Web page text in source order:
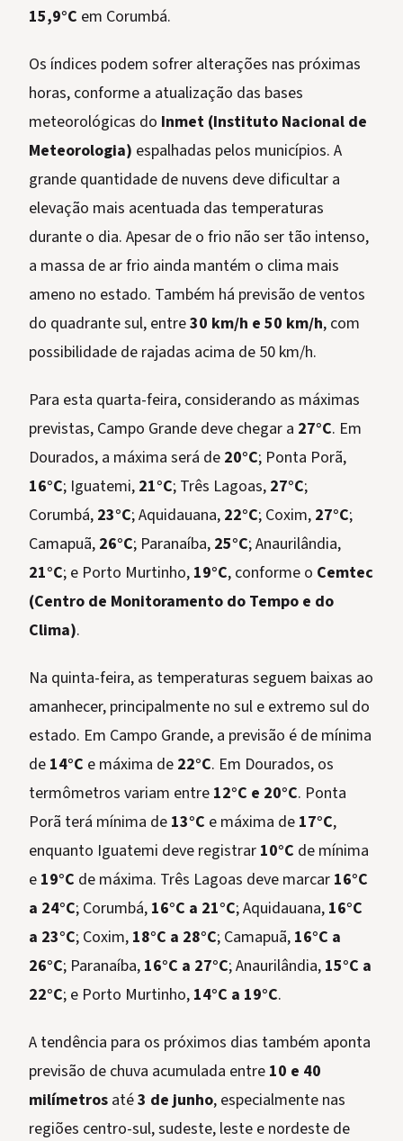
15,9°C em Corumbá.
Os índices podem sofrer alterações nas próximas
horas, conforme a atualização das bases
meteorológicas do Inmet (Instituto Nacional de
Meteorologia) espalhadas pelos municípios. A
grande quantidade de nuvens deve dificultar a
elevação mais acentuada das temperaturas
durante o dia. Apesar de o frio não ser tão intenso,
a massa de ar frio ainda mantém o clima mais
ameno no estado. Também há previsão de ventos
do quadrante sul, entre30 km/h e 50 km/h, com
possibilidade de rajadas acima de 50 km/h.
Para esta quarta-feira, considerando as máximas
previstas, Campo Grande deve chegar a 27°C. Em
Dourados, a máxima será de 20°C; Ponta Porã,
16°C; Iguatemi, 21°C; Três Lagoas, 27°C;
Corumbá, 23°C; Aquidauana, 22°C; Coxim, 27°C;
Camapuã, 26°C; Paranaíba, 25°C; Anaurilândia,
21°C; e Porto Murtinho, 19°C, conforme o Cemtec
(Centro de Monitoramento do Tempo e do
Clima).
Na quinta-feira, as temperaturas seguem baixas ao
amanhecer, principalmente no sul e extremo sul do
estado. Em Campo Grande, a previsão é de mínima
de 14°C e máxima de 22°C. Em Dourados, os
termômetros variam entre 12°C e 20°C. Ponta
Porã terá mínima de 13°C e máxima de 17°C,
enquanto Iguatemi deve registrar 10°C de mínima
e 19°C de máxima. Três Lagoas deve marcar 16°C
a 24°C; Corumbá, 16°C a 21°C; Aquidauana, 16°C
a 23°C; Coxim, 18°C a 28°C; Camapuã, 16°C a
26°C; Paranaíba, 16°C a 27°C; Anaurilândia, 15°C a
22°C; e Porto Murtinho, 14°C a 19°C.
A tendência para os próximos dias também aponta
previsão de chuva acumulada entre 10 e 40
milímetros até3 de junho, especialmente nas
regiões centro-sul, sudeste, leste e nordeste de